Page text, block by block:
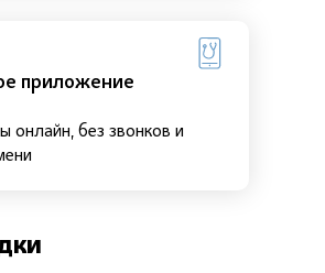
приложение
онлайн, без звонков и